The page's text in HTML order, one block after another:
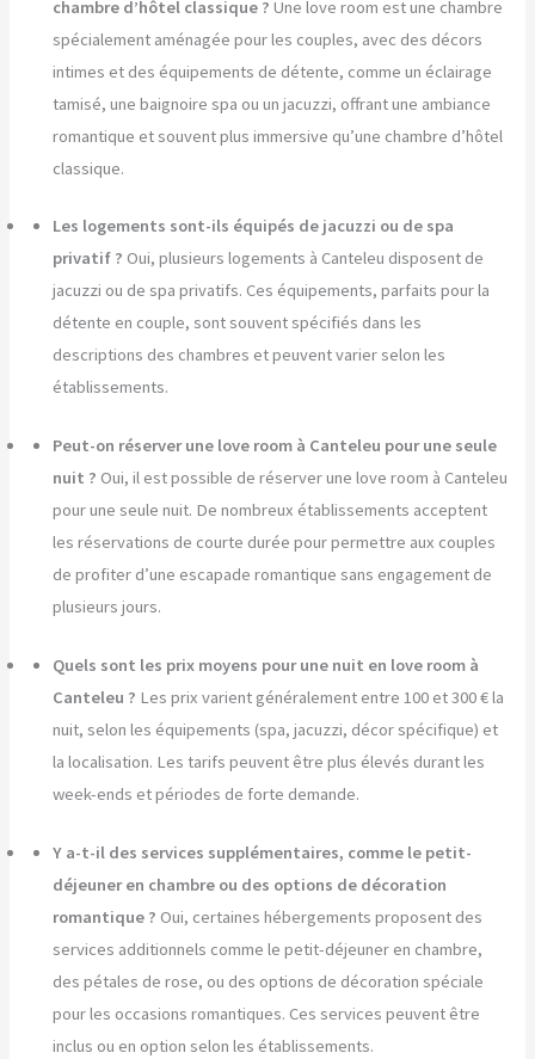
chambre d’hôtel classique ? Une love room est une chambre
spécialement aménagée pour les couples, avec des décors
intimes et des équipements de détente, comme un éclairage
tamisé, une baignoire spa ou un jacuzzi, offrant une ambiance
romantique et souvent plus immersive qu’une chambre d’hôtel
classique.
Les logements sont-ils équipés de jacuzzi ou de spa
privatif ? Oui, plusieurs logements à Canteleu disposent de
jacuzzi ou de spa privatifs. Ces équipements, parfaits pour la
détente en couple, sont souvent spécifiés dans les
descriptions des chambres et peuvent varier selon les
établissements.
Peut-on réserver une love room à Canteleu pour une seule
nuit ? Oui, il est possible de réserver une love room à Canteleu
pour une seule nuit. De nombreux établissements acceptent
les réservations de courte durée pour permettre aux couples
de profiter d’une escapade romantique sans engagement de
plusieurs jours.
Quels sont les prix moyens pour une nuit en love room à
Canteleu ? Les prix varient généralement entre 100 et 300 € la
nuit, selon les équipements (spa, jacuzzi, décor spécifique) et
la localisation. Les tarifs peuvent être plus élevés durant les
week-ends et périodes de forte demande.
Y a-t-il des services supplémentaires, comme le petit-
déjeuner en chambre ou des options de décoration
romantique ? Oui, certaines hébergements proposent des
services additionnels comme le petit-déjeuner en chambre,
des pétales de rose, ou des options de décoration spéciale
pour les occasions romantiques. Ces services peuvent être
inclus ou en option selon les établissements.